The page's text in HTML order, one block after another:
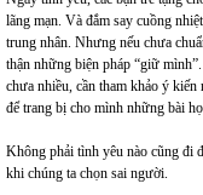
lãng mạn. Và đắm say cuồng
trung nhân. Nhưng nếu chưa
thận những biện pháp “giữ
chưa nhiều, cần tham khảo ý
để trang bị cho mình những bài
Không phải tình yêu nào cũng đi
khi chúng ta chọn sai người.